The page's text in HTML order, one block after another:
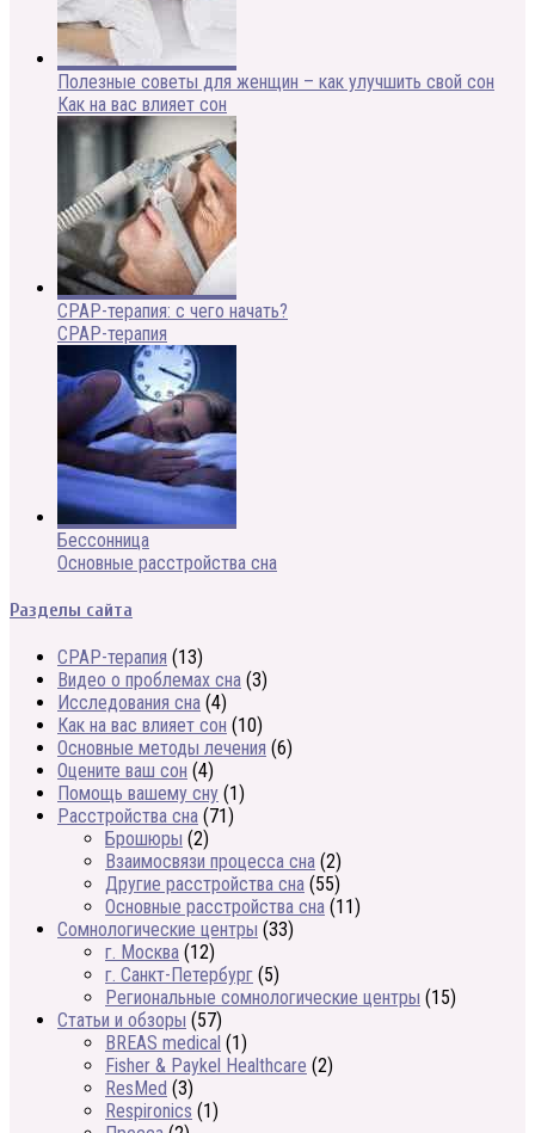
Полезные советы для женщин – как улучшить свой сон
Как на вас влияет сон
CPAP-терапия: с чего начать?
CPAP-терапия
Бессонница
Основные расстройства сна
Разделы сайта
CPAP-терапия (13)
Видео о проблемах сна (3)
Исследования сна (4)
Как на вас влияет сон (10)
Основные методы лечения (6)
Оцените ваш сон (4)
Помощь вашему сну (1)
Расстройства сна (71)
Брошюры (2)
Взаимосвязи процесса сна (2)
Другие расстройства сна (55)
Основные расстройства сна (11)
Сомнологические центры (33)
г. Москва (12)
г. Санкт-Петербург (5)
Региональные сомнологические центры (15)
Статьи и обзоры (57)
BREAS medical (1)
Fisher & Paykel Healthcare (2)
ResMed (3)
Respironics (1)